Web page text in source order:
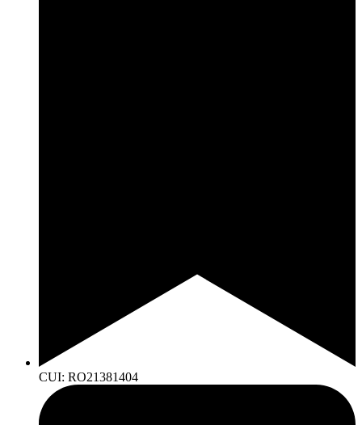
CUI: RO21381404